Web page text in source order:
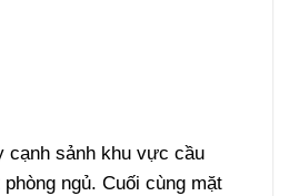
cạnh sảnh khu vực cầu
ngủ. Cuối cùng mặt